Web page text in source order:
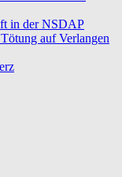
in der NSDAP
auf Verlangen